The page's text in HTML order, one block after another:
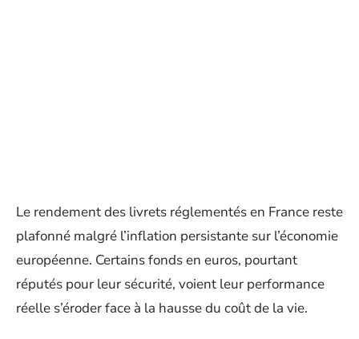
Le rendement des livrets réglementés en France reste
plafonné malgré l’inflation persistante sur l’économie
européenne. Certains fonds en euros, pourtant
réputés pour leur sécurité, voient leur performance
réelle s’éroder face à la hausse du coût de la vie.